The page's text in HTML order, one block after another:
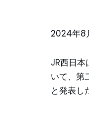
2024年8
JR西日
いて、第
と発表し